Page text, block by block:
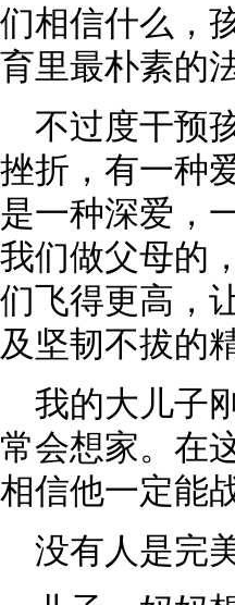
们相信什么，
育里最朴素的
不过度干预
挫折，有一种
是一种深爱，
我们做父母的
们飞得更高，
及坚韧不拔的
我的大儿子
常会想家。在
相信他一定能
没有人是完